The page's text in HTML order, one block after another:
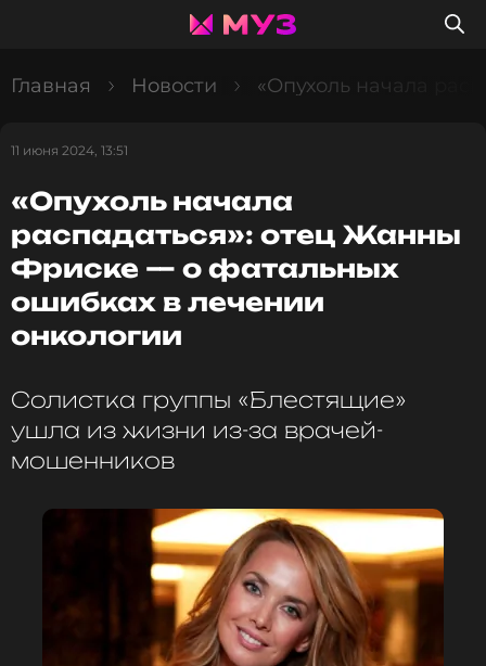
Главная Новости «Опухоль начала
11 июня 2024, 13:51
«Опухоль начала
распадаться»: отец Жанны
Фриске — о фатальных
ошибках в лечении
онкологии
Солистка группы «Блестящие»
ушла из жизни из-за врачей-
мошенников